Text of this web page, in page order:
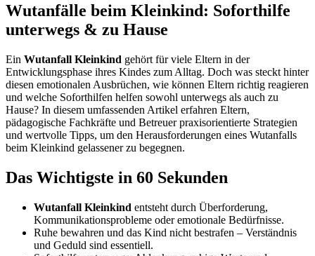
Wutanfälle beim Kleinkind: Soforthilfe
unterwegs & zu Hause
Ein Wutanfall Kleinkind gehört für viele Eltern in der
Entwicklungsphase ihres Kindes zum Alltag. Doch was steckt hinter
diesen emotionalen Ausbrüchen, wie können Eltern richtig reagieren
und welche Soforthilfen helfen sowohl unterwegs als auch zu
Hause? In diesem umfassenden Artikel erfahren Eltern,
pädagogische Fachkräfte und Betreuer praxisorientierte Strategien
und wertvolle Tipps, um den Herausforderungen eines Wutanfalls
beim Kleinkind gelassener zu begegnen.
Das Wichtigste in 60 Sekunden
Wutanfall Kleinkind entsteht durch Überforderung,
Kommunikationsprobleme oder emotionale Bedürfnisse.
Ruhe bewahren und das Kind nicht bestrafen – Verständnis
und Geduld sind essentiell.